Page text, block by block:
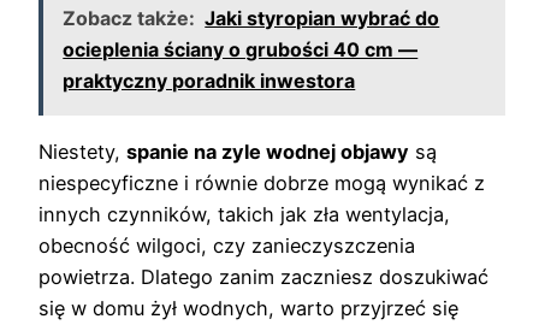
Zobacz także: Jaki styropian wybrać do
ocieplenia ściany o grubości 40 cm —
praktyczny poradnik inwestora
Niestety, spanie na zyle wodnej objawy są
niespecyficzne i równie dobrze mogą wynikać z
innych czynników, takich jak zła wentylacja,
obecność wilgoci, czy zanieczyszczenia
powietrza. Dlatego zanim zaczniesz doszukiwać
się w domu żył wodnych, warto przyjrzeć się